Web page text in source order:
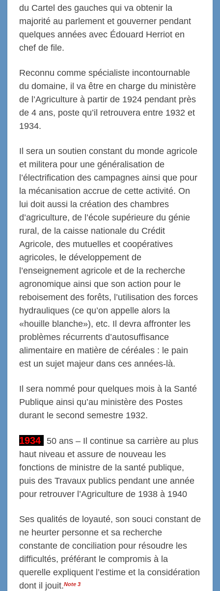
du Cartel des gauches qui va obtenir la
majorité au parlement et gouverner pendant
quelques années avec Édouard Herriot en
chef de file.
Reconnu comme spécialiste incontournable
du domaine, il va être en charge du ministère
de l’Agriculture à partir de 1924 pendant près
de 4 ans, poste qu’il retrouvera entre 1932 et
1934.
Il sera un soutien constant du monde agricole
et militera pour une généralisation de
l’électrification des campagnes ainsi que pour
la mécanisation accrue de cette activité. On
lui doit aussi la création des chambres
d’agriculture, de l’école supérieure du génie
rural, de la caisse nationale du Crédit
Agricole, des mutuelles et coopératives
agricoles, le développement de
l’enseignement agricole et de la recherche
agronomique ainsi que son action pour le
reboisement des forêts, l’utilisation des forces
hydrauliques (ce qu’on appelle alors la
«houille blanche»), etc. Il devra affronter les
problèmes récurrents d’autosuffisance
alimentaire en matière de céréales : le pain
est un sujet majeur dans ces années-là.
Il sera nommé pour quelques mois à la Santé
Publique ainsi qu’au ministère des Postes
durant le second semestre 1932.
1934
50 ans – Il continue sa carrière au plus
haut niveau et assure de nouveau les
fonctions de ministre de la santé publique,
puis des Travaux publics pendant une année
pour retrouver l’Agriculture de 1938 à 1940
Ses qualités de loyauté, son souci constant de
ne heurter personne et sa recherche
constante de conciliation pour résoudre les
difficultés, préférant le compromis à la
querelle expliquent l’estime et la considération
dont il jouit.Note 3